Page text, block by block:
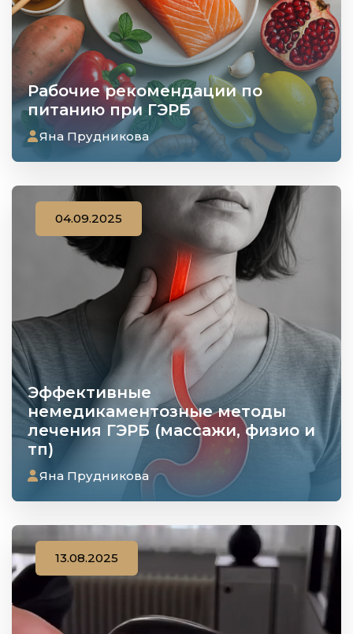
Рабочие рекомендации по
питанию при ГЭРБ
Яна Прудникова
Эффективные
немедикаментозные методы
лечения ГЭРБ (массажи, физио и
тп)
04.09.2025
Яна Прудникова
13.08.2025